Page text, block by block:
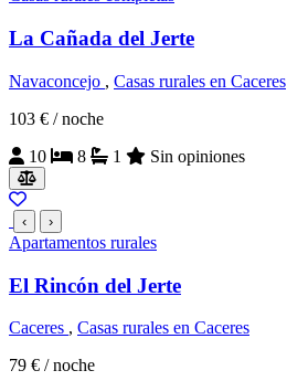
La Cañada del Jerte
Navaconcejo , Casas rurales en Caceres
103 € / noche
10
8 1 Sin opiniones
‹ ›
Apartamentos rurales
El Rincón del Jerte
Caceres , Casas rurales en Caceres
79 € / noche